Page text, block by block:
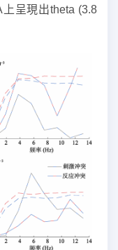
呈現出theta (3.8